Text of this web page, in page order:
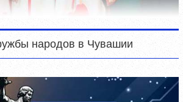
народов в Чувашии